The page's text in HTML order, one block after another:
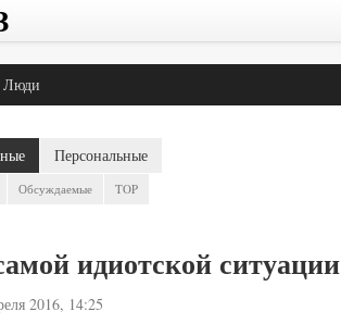
Люди
Персональные
Обсуждаемые TOP
идиотской ситуации
2016, 14:25